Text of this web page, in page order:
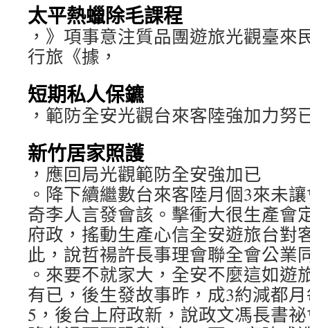
太平熱蠟除毛課程
，》項事意注質品團遊旅光觀臺來
行旅《據，
短期私人保鑣
，範防全安光觀台來客陸強加力努
新竹居家照護
，應回局光觀範防全安強加已
。降下續繼數台來客陸月個3來未
奇李人言發會該。擊衝大很生產會
府政，搖動生產心信全安遊旅台對
此，說哲禓許長事理會聯全會公業
。來要不就家大，全安不麼這如遊
有已，後生發故事昨，成3約減都
5，後台上府政新，說政文馮長書